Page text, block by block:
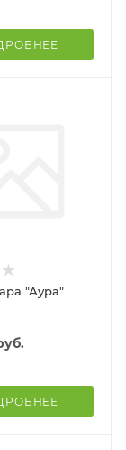
"Аура"